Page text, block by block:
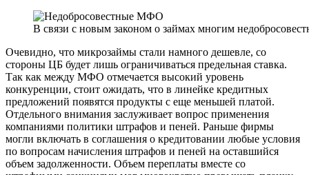
В связи с новым законом о займах многим
Очевидно, что микрозаймы стали намного дешевле, со
стороны ЦБ будет лишь ограничиваться предельная ставка.
Так как между МФО отмечается высокий уровень
конкуренции, стоит ожидать, что в линейке кредитных
предложений появятся продукты с еще меньшей платой.
Отдельного внимания заслуживает вопрос применения
компаниями политики штрафов и пеней. Раньше фирмы
могли включать в соглашения о кредитовании любые условия
по вопросам начисления штрафов и пеней на оставшийся
объем задолженности. Объем переплаты вместе со